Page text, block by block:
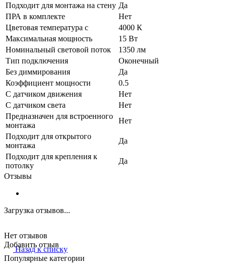
Подходит для монтажа на стену Да
ПРА в комплекте
Нет
Цветовая температура с
4000 К
Максимальная мощность
15 Вт
Номинальный световой поток
1350 лм
Тип подключения
Оконечный
Без диммирования
Да
Коэффициент мощности
0.5
С датчиком движения
Нет
С датчиком света
Нет
Предназначен для встроенного
монтажа
Нет
Подходит для открытого
монтажа
Да
Подходит для крепления к
потолку
Да
Отзывы
Загрузка отзывов...
Нет отзывов
Добавить отзыв
Назад к списку
Популярные категории